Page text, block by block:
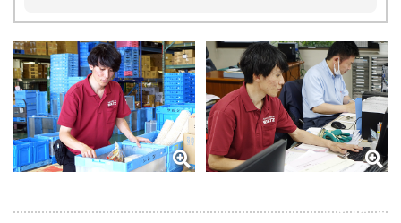
2024年11月7日